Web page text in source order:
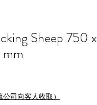
Sheep 750 x
司向客人收取）